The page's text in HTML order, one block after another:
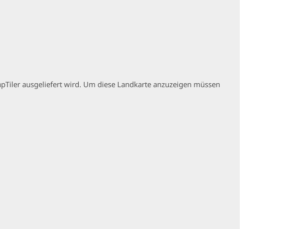
ausgeliefert wird. Um diese Landkarte anzuzeigen müssen